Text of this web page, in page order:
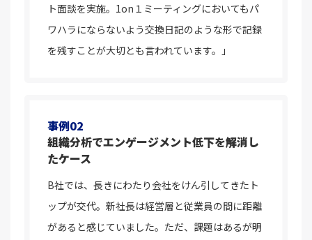
ト面談を実施。1on１ミーティングにおいてもパ
ワハラにならないよう交換日記のような形で記録
を残すことが大切とも言われています。」
事例02
組織分析でエンゲージメント低下を解消し
たケース
B社では、長きにわたり会社をけん引してきたト
ップが交代。新社長は経営層と従業員の間に距離
があると感じていました。ただ、課題はあるが明